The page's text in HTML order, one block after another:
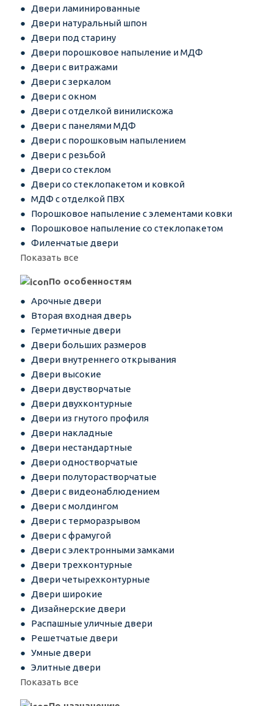
Двери ламинированные
Двери натуральный шпон
Двери под старину
Двери порошковое напыление и МДФ
Двери с витражами
Двери с зеркалом
Двери с окном
Двери с отделкой винилискожа
Двери с панелями МДФ
Двери с порошковым напылением
Двери с резьбой
Двери со стеклом
Двери со стеклопакетом и ковкой
МДФ с отделкой ПВХ
Порошковое напыление с элементами ковки
Порошковое напыление со стеклопакетом
Филенчатые двери
Показать все
По особенностям
Арочные двери
Вторая входная дверь
Герметичные двери
Двери больших размеров
Двери внутреннего открывания
Двери высокие
Двери двустворчатые
Двери двухконтурные
Двери из гнутого профиля
Двери накладные
Двери нестандартные
Двери одностворчатые
Двери полуторастворчатые
Двери с видеонаблюдением
Двери с молдингом
Двери с терморазрывом
Двери с фрамугой
Двери с электронными замками
Двери трехконтурные
Двери четырехконтурные
Двери широкие
Дизайнерские двери
Распашные уличные двери
Решетчатые двери
Умные двери
Элитные двери
Показать все